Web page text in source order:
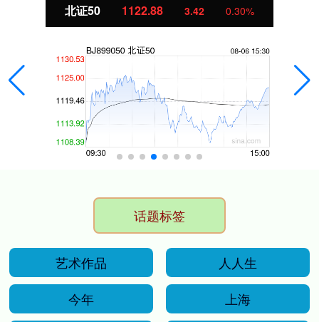
北证50 1122.88 3.42 0.30%
话题标签
艺术作品
人人生
今年
上海